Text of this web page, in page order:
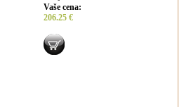
Vaše cena:
206.25 €